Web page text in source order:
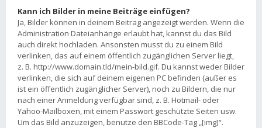
Kann ich Bilder in meine Beiträge einfügen?
Ja, Bilder können in deinem Beitrag angezeigt werden. Wenn die
Administration Dateianhänge erlaubt hat, kannst du das Bild
auch direkt hochladen. Ansonsten musst du zu einem Bild
verlinken, das auf einem öffentlich zugänglichen Server liegt,
z. B. http://www.domain.tld/mein-bild.gif. Du kannst weder Bilder
verlinken, die sich auf deinem eigenen PC befinden (außer es
ist ein öffentlich zugänglicher Server), noch zu Bildern, die nur
nach einer Anmeldung verfügbar sind, z. B. Hotmail- oder
Yahoo-Mailboxen, mit einem Passwort geschützte Seiten usw.
Um das Bild anzuzeigen, benutze den BBCode-Tag „[img]“.